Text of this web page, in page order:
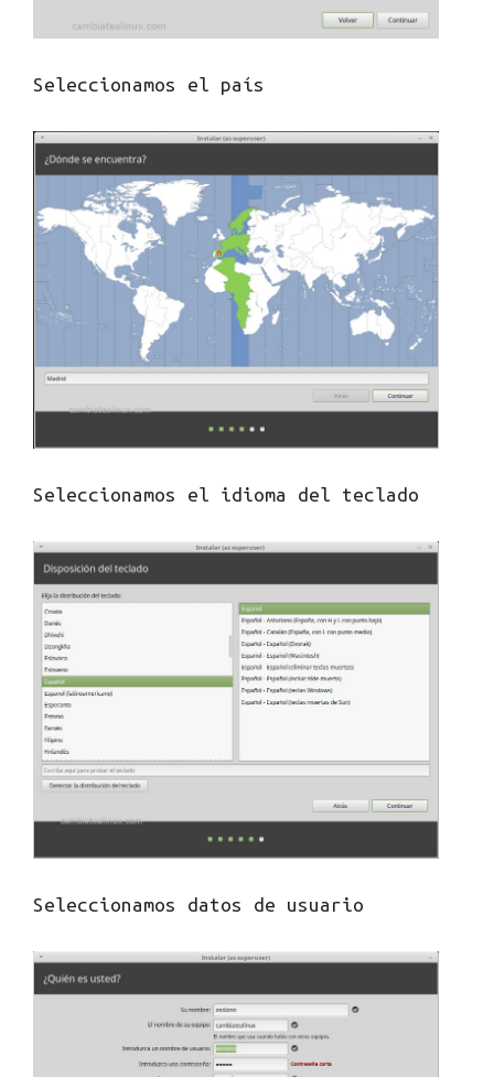
Seleccionamos el país
Seleccionamos el idioma del teclado
Seleccionamos datos de usuario